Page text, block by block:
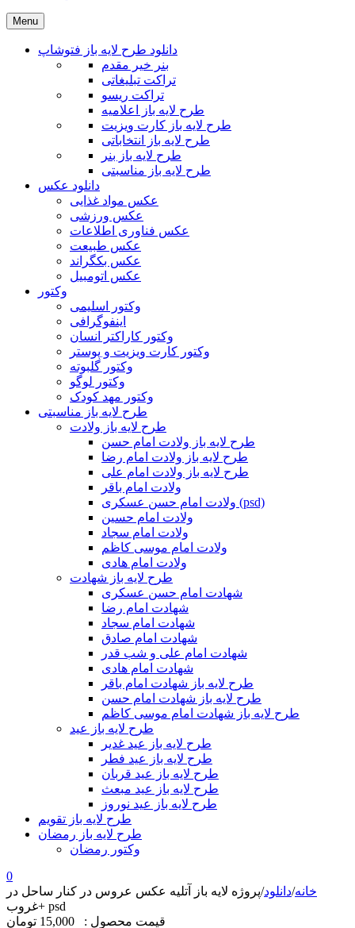
Menu
دانلود طرح لایه باز فتوشاپ
بنر خیر مقدم
تراکت تبلیغاتی
تراکت ریسو
طرح لایه باز اعلامیه
طرح لایه باز کارت ویزیت
طرح لایه باز انتخاباتی
طرح لایه باز بنر
طرح لایه باز مناسبتی
دانلود عکس
عکس مواد غذایی
عکس ورزشی
عکس فناوری اطلاعات
عکس طبیعت
عکس بکگراند
عکس اتومبیل
وکتور
وکتور اسلیمی
اینفوگرافی
وکتور کاراکتر انسان
وکتور کارت ویزیت و پوستر
وکتور گلبوته
وکتور لوگو
وکتور مهد کودک
طرح لایه باز مناسبتی
طرح لایه باز ولادت
طرح لایه باز ولادت امام حسن
طرح لایه باز ولادت امام رضا
طرح لایه باز ولادت امام علی
ولادت امام باقر
ولادت امام حسن عسکری (psd)
ولادت امام حسین
ولادت امام سجاد
ولادت امام موسی کاظم
ولادت امام هادی
طرح لایه باز شهادت
شهادت امام حسن عسکری
شهادت امام رضا
شهادت امام سجاد
شهادت امام صادق
شهادت امام علی و شب قدر
شهادت امام هادی
طرح لایه باز شهادت امام باقر
طرح لایه باز شهادت امام حسن
طرح لایه باز شهادت امام موسی کاظم
طرح لایه باز عید
طرح لایه باز عید غدیر
طرح لایه باز عید فطر
طرح لایه باز عید قربان
طرح لایه باز عید مبعث
طرح لایه باز عید نوروز
طرح لایه باز تقویم
طرح لایه باز رمضان
وکتور رمضان
0
خانه/دانلود/پروژه لایه باز آتلیه عکس عروس در کنار ساحل در
غروب+ psd
قیمت محصول : 15,000 تومان